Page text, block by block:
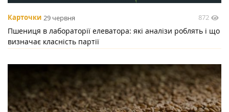
Карточки 29 червня 872
Пшениця в лабораторії елеватора: які аналізи роблять і що
визначає класність партії